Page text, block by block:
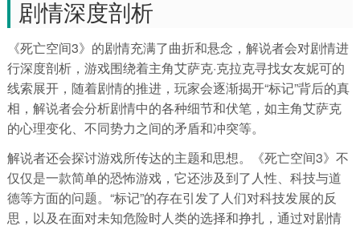
剧情深度剖析
《死亡空间3》的剧情充满了曲折和悬念，解说者会对剧情进
行深度剖析，游戏围绕着主角艾萨克·克拉克寻找女友妮可的
线索展开，随着剧情的推进，玩家会逐渐揭开“标记”背后的真
相，解说者会分析剧情中的各种细节和伏笔，如主角艾萨克
的心理变化、不同势力之间的矛盾和冲突等。
解说者还会探讨游戏所传达的主题和思想。《死亡空间3》不
仅仅是一款简单的恐怖游戏，它还涉及到了人性、科技与道
德等方面的问题。“标记”的存在引发了人们对科技发展的反
思，以及在面对未知危险时人类的选择和挣扎，通过对剧情